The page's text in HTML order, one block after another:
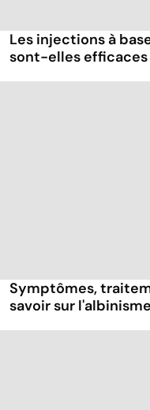
Les injections à
sont-elles efficaces
Symptômes,
savoir sur l'albinisme